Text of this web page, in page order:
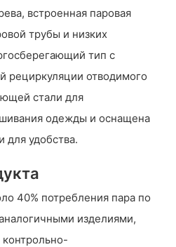
встроенная паровая
трубы и низких
тип с
рециркуляции отводимого
стали для
одежды и оснащена
удобства.
40% потребления пара по
изделиями,